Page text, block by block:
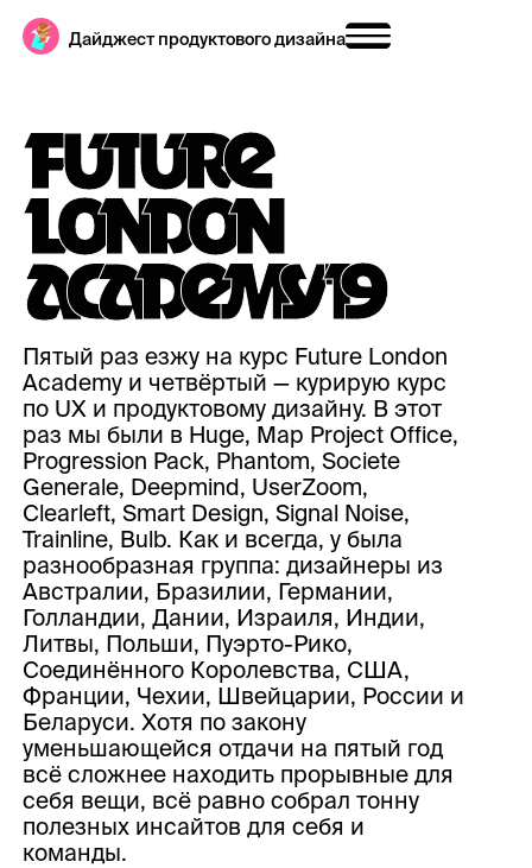
Дайджест продуктового дизайна
FUTURE
LONDON
ACADEMY19
Пятый раз езжу на курс Future London
Academy и четвёртый — курирую курс
по UX и продуктовому дизайну. В этот
раз мы были в Huge, Map Project Office,
Progression Pack, Phantom, Societe
Generale, Deepmind, UserZoom,
Clearleft, Smart Design, Signal Noise,
Trainline, Bulb. Как и всегда, у была
разнообразная группа: дизайнеры из
Австралии, Бразилии, Германии,
Голландии, Дании, Израиля, Индии,
Литвы, Польши, Пуэрто-Рико,
Соединённого Королевства, США,
Франции, Чехии, Швейцарии, России и
Беларуси. Хотя по закону
уменьшающейся отдачи на пятый год
всё сложнее находить прорывные для
себя вещи, всё равно собрал тонну
полезных инсайтов для себя и
команды.